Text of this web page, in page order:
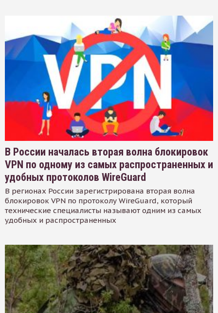
В России началась вторая волна блокировок
VPN по одному из самых распространенных и
удобных протоколов WireGuard
В регионах России зарегистрирована вторая волна
блокировок VPN по протоколу WireGuard, который
технические специалисты называют одним из самых
удобных и распространенных